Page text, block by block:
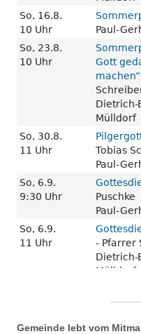
Gemeinde lebt vom